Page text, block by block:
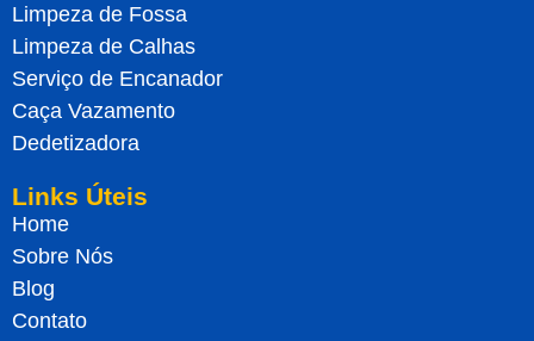
Limpeza de Fossa
Limpeza de Calhas
Serviço de Encanador
Caça Vazamento
Dedetizadora
Links Úteis
Home
Sobre Nós
Blog
Contato